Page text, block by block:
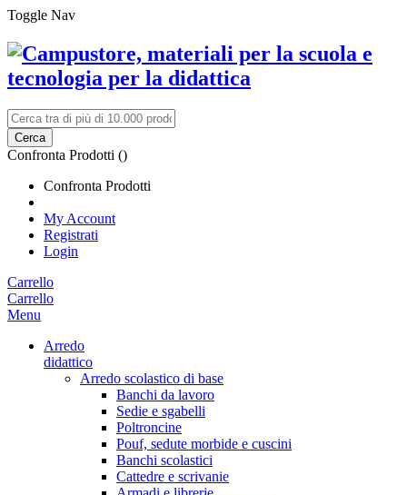
Toggle Nav
Cerca
Confronta Prodotti ()
Confronta Prodotti
My Account
Registrati
Login
Carrello
Carrello
Menu
Arredo
didattico
Arredo scolastico di base
Banchi da lavoro
Sedie e sgabelli
Poltroncine
Pouf, sedute morbide e cuscini
Banchi scolastici
Cattedre e scrivanie